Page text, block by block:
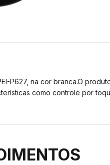
P627, na cor branca.O
como controle por